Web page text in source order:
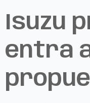
Isuzu
entra